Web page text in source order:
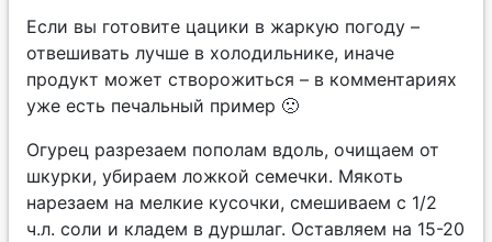
Если вы готовите цацики в жаркую погоду –
отвешивать лучше в холодильнике, иначе
продукт может створожиться – в комментариях
уже есть печальный пример 🙁
Огурец разрезаем пополам вдоль, очищаем от
шкурки, убираем ложкой семечки. Мякоть
нарезаем на мелкие кусочки, смешиваем с 1/2
ч.л. соли и кладем в дуршлаг. Оставляем на 15-20